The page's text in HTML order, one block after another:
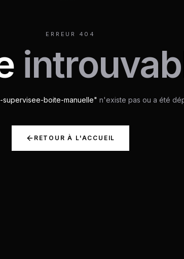
ERREUR 404
supervisee-boite-manuelle" n'existe pas ou a été
RETOUR À L'ACCUEIL